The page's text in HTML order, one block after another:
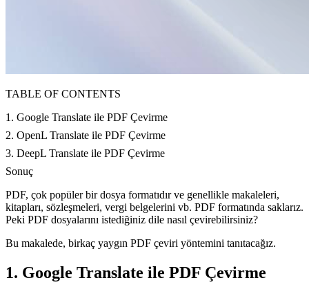
TABLE OF CONTENTS
1. Google Translate ile PDF Çevirme
2. OpenL Translate ile PDF Çevirme
3. DeepL Translate ile PDF Çevirme
Sonuç
PDF, çok popüler bir dosya formatıdır ve genellikle makaleleri,
kitapları, sözleşmeleri, vergi belgelerini vb. PDF formatında saklarız.
Peki PDF dosyalarını istediğiniz dile nasıl çevirebilirsiniz?
Bu makalede, birkaç yaygın PDF çeviri yöntemini tanıtacağız.
1. Google Translate ile PDF Çevirme